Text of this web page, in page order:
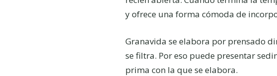
y ofrece una forma cómoda de
Granavida se elabora por prensado
se filtra. Por eso puede presentar
prima con la que se elabora.